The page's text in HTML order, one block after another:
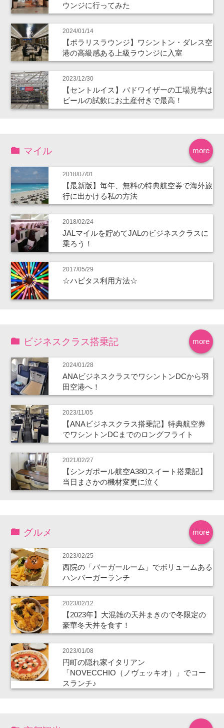
ウンジに行ってみた
2024/01/14
【ポラリスラウンジ】ワシントン・ダレス空
港の高級感ある上級ラウンジに入室
2023/12/30
【セントルイス】バドワイザーの工場見学は
ビールの試飲にお土産付きで最高！
more
マイル
2018/07/01
【最新版】毎年、無料の特典航空券で海外旅
行に出かける私の方法
2018/02/24
JALマイルを貯めてJALのビジネスクラスに
乗ろう！
2017/05/29
☆ハピタス利用方法☆
more
ビジネスクラス搭乗記
2024/01/28
ANAビジネスクラスでワシントンDCから羽
田空港へ！
2023/11/05
【ANAビジネスクラス搭乗記】特典航空券
でワシントンDCまでのロングフライト
2021/02/27
【シンガポール航空A380スイート搭乗記】
当日まさかの機材変更に泣く
more
グルメ
2023/02/25
西院の「バーガールーム」でボリュームある
ハンバーガーランチ
2023/02/12
【2023年】大混雑の天丼まきので冬限定の
豪華冬天丼を食す！
2023/01/08
円町の隠れ家イタリアン
「NOVECCHIO（ノヴェッキオ）」でコー
スランチ♪